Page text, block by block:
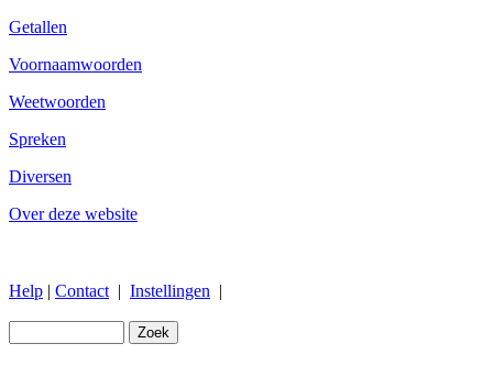
Getallen
Voornaamwoorden
Weetwoorden
Spreken
Diversen
Over deze website
Help | Contact | Instellingen |